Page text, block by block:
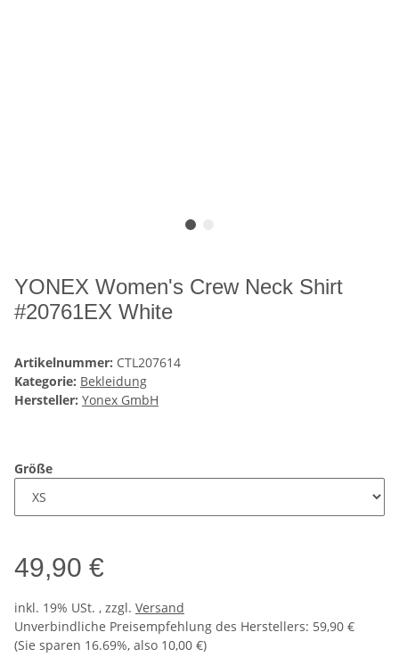
YONEX Women's Crew Neck Shirt
#20761EX White
Artikelnummer: CTL207614
Kategorie: Bekleidung
Hersteller: Yonex GmbH
Größe
49,90 €
inkl. 19% USt. , zzgl. Versand
Unverbindliche Preisempfehlung des Herstellers: 59,90 €
(Sie sparen 16.69%, also 10,00 €)